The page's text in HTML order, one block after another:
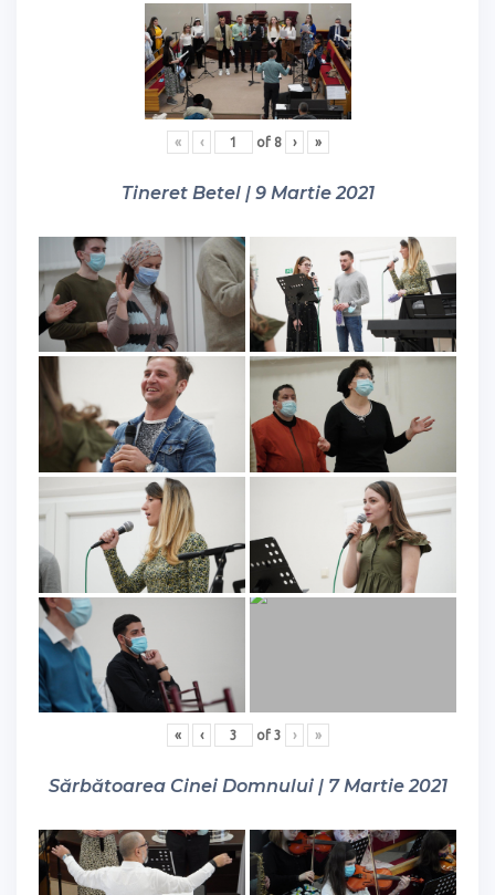
« ‹ of 8 › »
Tineret Betel | 9 Martie 2021
« ‹ of 3 › »
Sărbătoarea Cinei Domnului | 7 Martie 2021